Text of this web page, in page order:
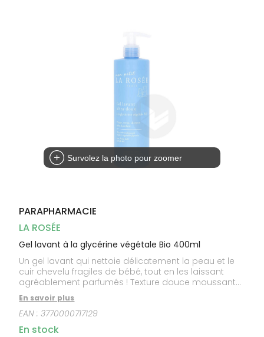
Survolez la photo pour zoomer
PARAPHARMACIE
LA ROSÉE
Gel lavant à la glycérine végétale Bio 400ml
Un gel lavant qui nettoie délicatement la peau et le
cuir chevelu fragiles de bébé, tout en les laissant
agréablement parfumés ! Texture douce moussante.
Odeur fraîche et délicate. Dès la naissance, pour
bébé et enfant. 96 % d'origine naturelle. 97 % de
biodégradabilité. Formule hypoallergénique, sans
savon. Ne pique pas les yeux.
En savoir plus
EAN :3770000717129
En stock